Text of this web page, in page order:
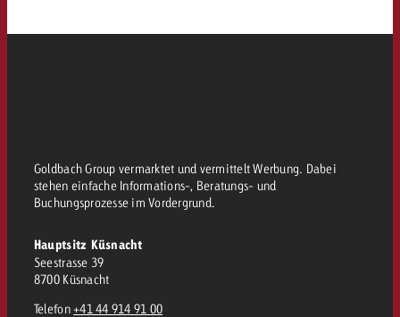
Goldbach Group vermarktet und vermittelt Werbung. Dabei
stehen einfache Informations-, Beratungs- und
Buchungsprozesse im Vordergrund.
Hauptsitz Küsnacht
Seestrasse 39
8700 Küsnacht
Telefon +41 44 914 91 00